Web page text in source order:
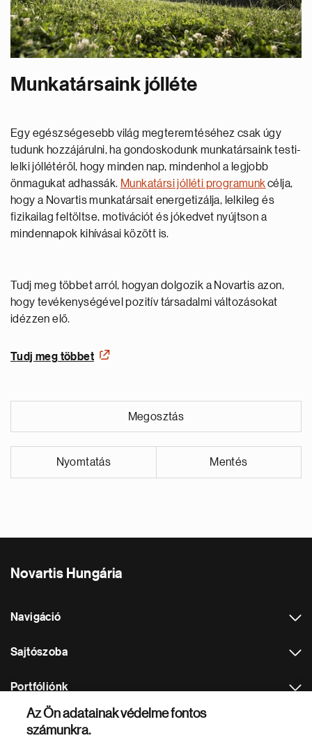
Munkatársaink jólléte
Egy egészségesebb világ megteremtéséhez csak úgy
tudunk hozzájárulni, ha gondoskodunk munkatársaink testi-
lelki jóllétéről, hogy minden nap, mindenhol a legjobb
önmagukat adhassák. Munkatársi jólléti programunkcélja,
hogy a Novartis munkatársait energetizálja, lelkileg és
fizikailag feltöltse, motivációt és jókedvet nyújtson a
mindennapok kihívásai között is.
Tudj meg többet arról, hogyan dolgozik a Novartis azon,
hogy tevékenységével pozitív társadalmi változásokat
idézzen elő.
Tudj meg többet
Megosztás
Nyomtatás Mentés
Novartis Hungária
Navigáció
Sajtószoba
Portfóliónk
Más Novartis weboldalak
Az Ön adatainak védelme fontos
számunkra.